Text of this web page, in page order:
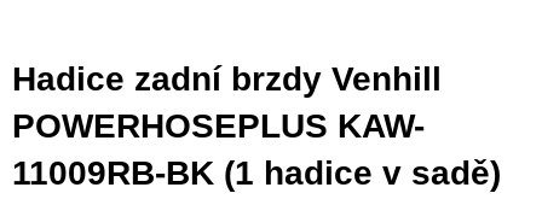
Hadice zadní brzdy Venhill
POWERHOSEPLUS KAW-
11009RB-BK (1 hadice v sadě)